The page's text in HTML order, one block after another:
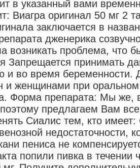
в указанный вами
Виагра оригинал 50 мг 2
заключается в
дженерика
возникать проблема, что
Запрещается принимать
и во время беременности.
и женщинами при
Форма препарата: Мы же,
предлагаем Вам
Сиалис тем, кто
недостаточности,
пениса не
попили пивка в течении